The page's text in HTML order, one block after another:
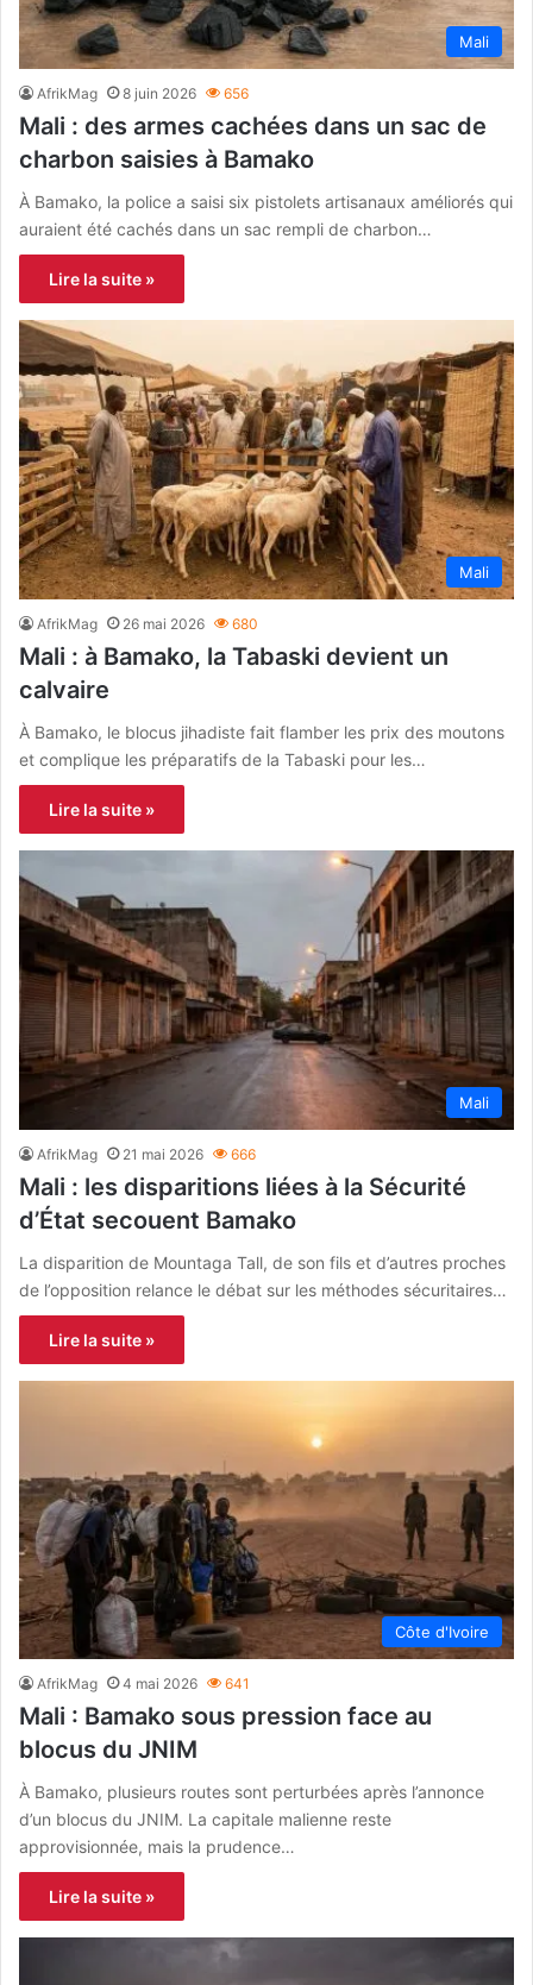
Mali
AfrikMag 8 juin 2026 656
Mali : des armes cachées dans un sac de
charbon saisies à Bamako
À Bamako, la police a saisi six pistolets artisanaux améliorés qui
auraient été cachés dans un sac rempli de charbon…
Lire la suite »
Mali
AfrikMag 26 mai 2026 680
Mali : à Bamako, la Tabaski devient un
calvaire
À Bamako, le blocus jihadiste fait flamber les prix des moutons
et complique les préparatifs de la Tabaski pour les…
Lire la suite »
Mali
AfrikMag 21 mai 2026 666
Mali : les disparitions liées à la Sécurité
d’État secouent Bamako
La disparition de Mountaga Tall, de son fils et d’autres proches
de l’opposition relance le débat sur les méthodes sécuritaires…
Lire la suite »
Côte d'Ivoire
AfrikMag 4 mai 2026 641
Mali : Bamako sous pression face au
blocus du JNIM
À Bamako, plusieurs routes sont perturbées après l’annonce
d’un blocus du JNIM. La capitale malienne reste
approvisionnée, mais la prudence…
Lire la suite »